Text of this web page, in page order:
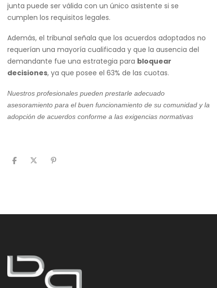
junta puede ser válida con un único asistente si se
cumplen los requisitos legales.
Además, el tribunal señala que los acuerdos adoptados no
requerían una mayoría cualificada y que la ausencia del
demandante fue una estrategia para bloquear
decisiones, ya que posee el 63% de las cuotas.
Nuestros profesionales pueden prestarle adecuado
asesoramiento para el buen funcionamiento de su comunidad y la
adopción de acuerdos conforme a las exigencias normativas